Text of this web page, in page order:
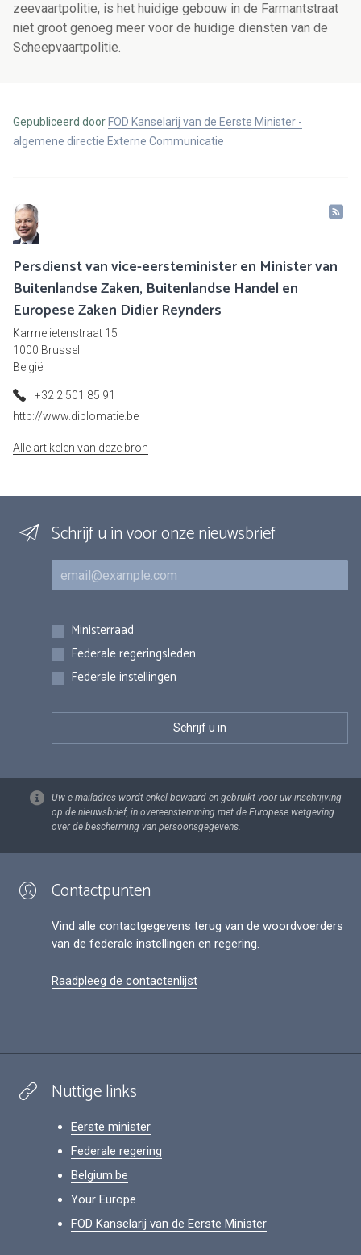
zeevaartpolitie, is het huidige gebouw in de Farmantstraat
niet groot genoeg meer voor de huidige diensten van de
Scheepvaartpolitie.
Gepubliceerd door FOD Kanselarij van de Eerste Minister -
algemene directie Externe Communicatie
Persdienst van vice-eersteminister en Minister van
Buitenlandse Zaken, Buitenlandse Handel en
Europese Zaken Didier Reynders
Karmelietenstraat 15
1000 Brussel
België
+32 2 501 85 91
http://www.diplomatie.be
Alle artikelen van deze bron
Schrijf u in voor onze nieuwsbrief
E-mail
Inschrijvingen
Ministerraad
Federale regeringsleden
Federale instellingen
Uw e-mailadres wordt enkel bewaard en gebruikt voor uw inschrijving
op de nieuwsbrief, in overeenstemming met de Europese wetgeving
over de bescherming van persoonsgegevens.
Contactpunten
Vind alle contactgegevens terug van de woordvoerders
van de federale instellingen en regering.
Raadpleeg de contactenlijst
Nuttige links
Eerste minister
Federale regering
Belgium.be
Your Europe
FOD Kanselarij van de Eerste Minister